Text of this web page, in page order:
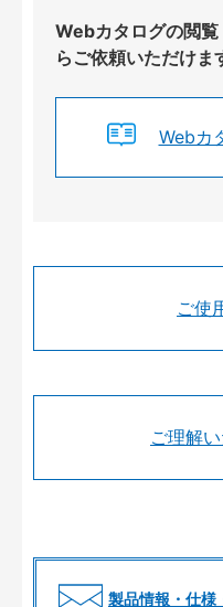
Webカタログの閲
らご依頼いただけま
Webカ
ご使
ご理解
製品情報・仕様